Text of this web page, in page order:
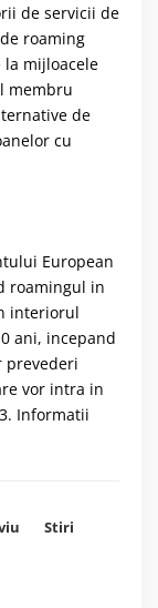
de servicii de
roaming
mijloacele
membru
de
cu
European
roamingul in
interiorul
ani, incepand
prevederi
vor intra in
Informatii
Stiri